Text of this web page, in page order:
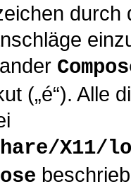
durch
(„é“). Alle
X11/